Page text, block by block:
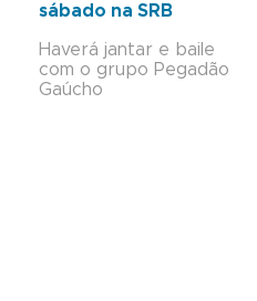
sábado na SRB
Haverá jantar e baile
com o grupo Pegadão
Gaúcho